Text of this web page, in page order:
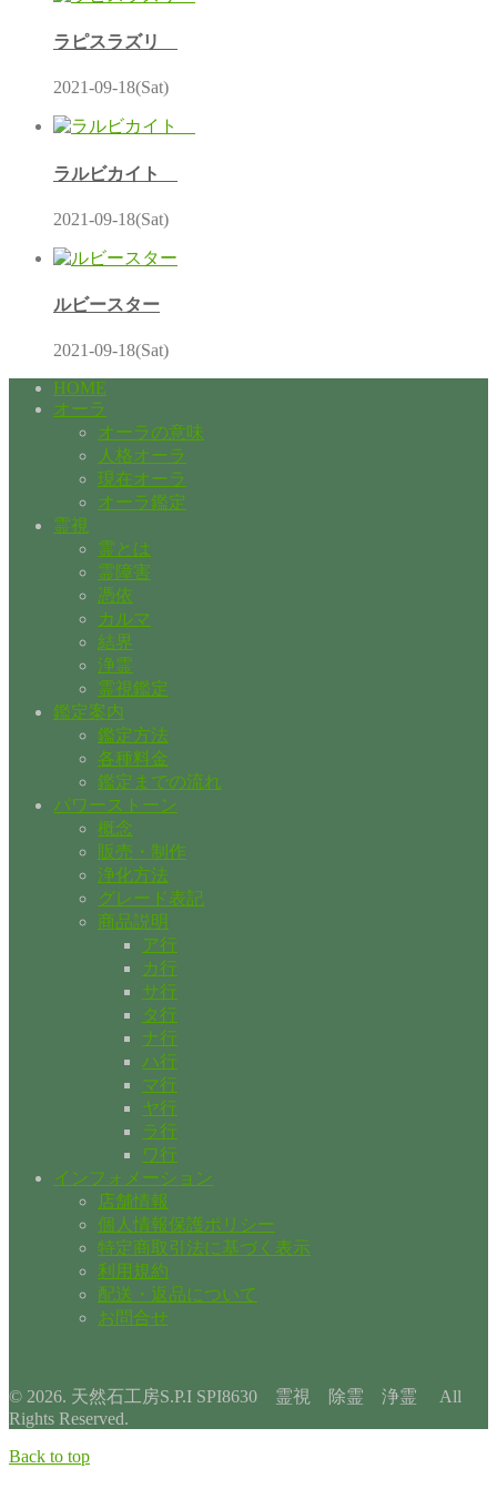
ラピスラズリ
2021-09-18(Sat)
ラルビカイト
2021-09-18(Sat)
ルビースター
2021-09-18(Sat)
HOME
オーラ
オーラの意味
人格オーラ
現在オーラ
オーラ鑑定
霊視
霊とは
霊障害
憑依
カルマ
結界
浄霊
霊視鑑定
鑑定案内
鑑定方法
各種料金
鑑定までの流れ
パワーストーン
概念
販売・制作
浄化方法
グレード表記
商品説明
ア行
カ行
サ行
タ行
ナ行
ハ行
マ行
ヤ行
ラ行
ワ行
インフォメーション
店舗情報
個人情報保護ポリシー
特定商取引法に基づく表示
利用規約
配送・返品について
お問合せ
© 2026. 天然石工房S.P.I SPI8630 霊視 除霊 浄霊 All
Rights Reserved.
Back to top